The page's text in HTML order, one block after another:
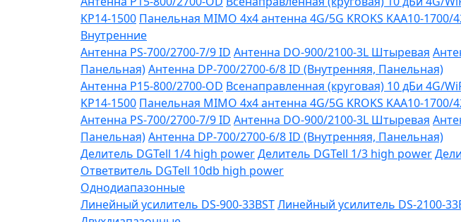
KP14-1500 Панельная MIMO 4x4 антенна 4G/5G KROKS KAA10-1700/
Внутренние
Антенна PS-700/2700-7/9 ID Антенна DO-900/2100-3L Штыревая
Панельная)Антенна DP-700/2700-6/8 ID (Внутренняя, Панельная)
Антенна P15-800/2700-OD Всенаправленная (круговая) 10 дБи 4G/
KP14-1500 Панельная MIMO 4x4 антенна 4G/5G KROKS KAA10-1700/
Антенна PS-700/2700-7/9 ID Антенна DO-900/2100-3L Штыревая
Панельная)Антенна DP-700/2700-6/8 ID (Внутренняя, Панельная)
Делитель DGTell 1/4 high powerДелитель DGTell 1/3 high power
Ответвитель DGTell 10db high power
Однодиапазонные
Линейный усилитель DS-900-33BSTЛинейный усилитель DS-2100-